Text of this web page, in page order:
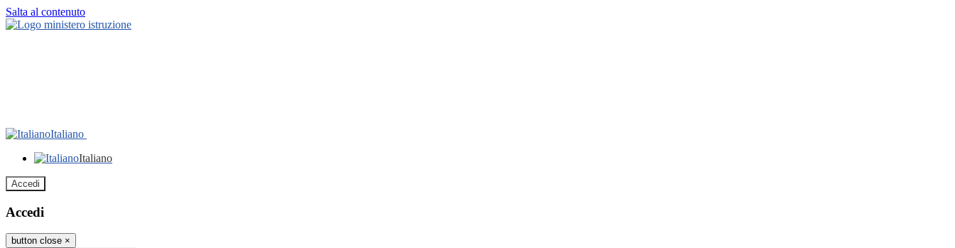
Salta al contenuto
Italiano
Italiano
Accedi
Accedi
button close ×